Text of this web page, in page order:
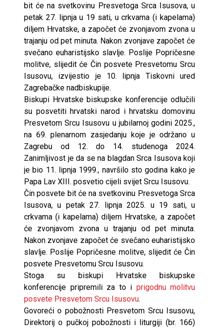
bit će na svetkovinu Presvetoga Srca Isusova, u
petak 27. lipnja u 19 sati, u crkvama (i kapelama)
diljem Hrvatske, a započet će zvonjavom zvona u
trajanju od pet minuta. Nakon zvonjave započet će
svečano euharistijsko slavlje. Poslije Popričesne
molitve, slijedit će Čin posvete Presvetomu Srcu
Isusovu, izvijestio je 10. lipnja Tiskovni ured
Zagrebačke nadbiskupije.
Biskupi Hrvatske biskupske konferencije odlučili
su posvetiti hrvatski narod i hrvatsku domovinu
Presvetom Srcu Isusovu u jubilarnoj godini 2025.,
na 69. plenarnom zasjedanju koje je održano u
Zagrebu od 12. do 14. studenoga 2024.
Zanimljivost je da se na blagdan Srca Isusova koji
je bio 11. lipnja 1999., navršilo sto godina kako je
Papa Lav XIII. posvetio cijeli svijet Srcu Isusovu.
Čin posvete bit će na svetkovinu Presvetoga Srca
Isusova, u petak 27. lipnja 2025. u 19 sati, u
crkvama (i kapelama) diljem Hrvatske, a započet
će zvonjavom zvona u trajanju od pet minuta.
Nakon zvonjave započet će svečano euharistijsko
slavlje. Poslije Popričesne molitve, slijedit će Čin
posvete Presvetomu Srcu Isusovu.
Stoga su biskupi Hrvatske biskupske
konferencije pripremili za to i prigodnu molitvu
posvete Presvetom Srcu Isusovu.
Govoreći o pobožnosti Presvetom Srcu Isusovu,
Direktorij o pučkoj pobožnosti i liturgiji (br. 166)